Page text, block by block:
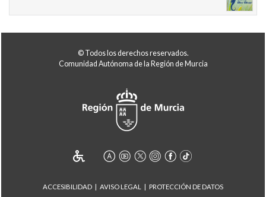
© Todos los derechos reservados.
Comunidad Autónoma de la Región de Murcia
ACCESIBILIDAD AVISO LEGAL PROTECCIÓN DE DATOS